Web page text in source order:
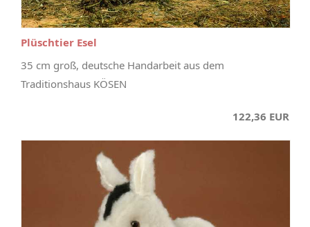
Plüschtier Esel
35 cm groß, deutsche Handarbeit aus dem
Traditionshaus KÖSEN
122,36 EUR